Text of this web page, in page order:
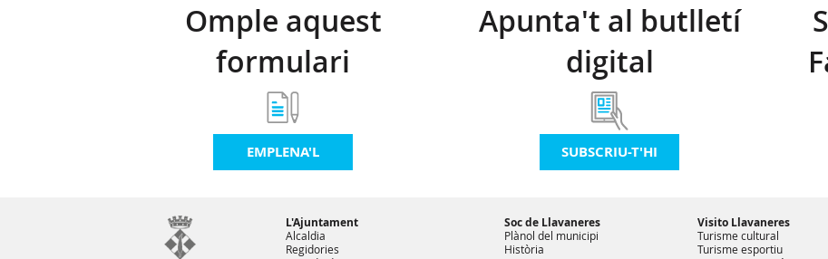
Omple aquest
formulari
EMPLENA'L
Apunta't al butlletí
digital
SUBSCRIU-T'HI
L'Ajuntament
Alcaldia
Regidories
Soc de Llavaneres
Plànol del municipi
Història
Visito Llavaneres
Turisme cultural
Turisme esportiu